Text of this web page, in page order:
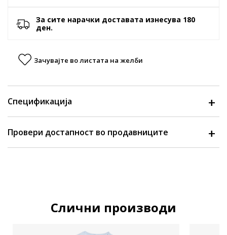
За сите нарачки доставата изнесува 180
ден.
Зачувајте во листата на желби
Спецификација
Провери достапност во продавниците
Слични производи